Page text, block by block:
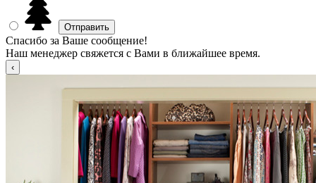
Спасибо за Ваше сообщение!
Наш менеджер свяжется с Вами в ближайшее время.